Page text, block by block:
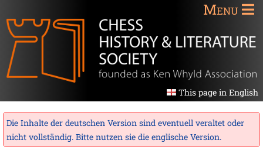
Menu
This page in English
Die Inhalte der deutschen Version sind eventuell veraltet oder
nicht vollständig. Bitte nutzen sie die englische Version.